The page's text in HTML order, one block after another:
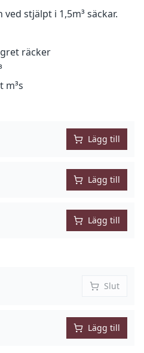
stjälpt i 1,5m³ säckar.
räcker
m³s
Lägg till
Lägg till
Lägg till
Slut
Lägg till